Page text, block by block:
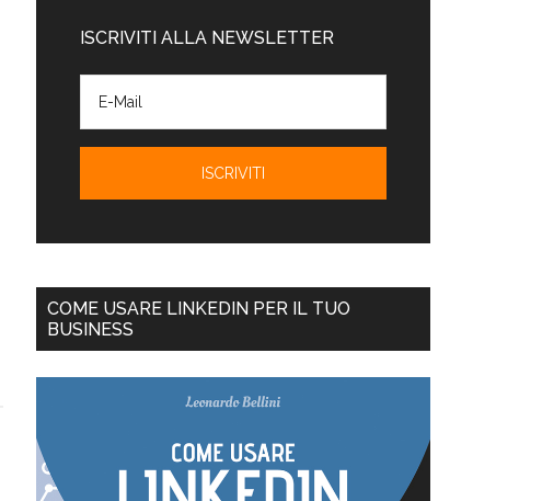
ISCRIVITI ALLA NEWSLETTER
COME USARE LINKEDIN PER IL TUO
BUSINESS